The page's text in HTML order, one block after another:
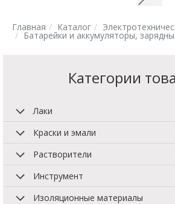
Главная Каталог
Батарейки и аккумуляторы,
Категории
Лаки
Краски и эмали
Растворители
Инструмент
Изоляционные материалы